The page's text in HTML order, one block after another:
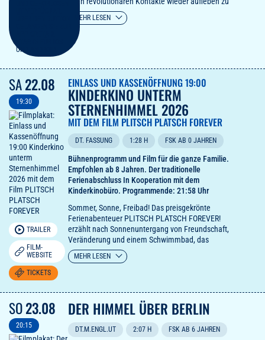
lassen. Und das gestaltet sich zu unserer
Kinofreude schwieriger als gedacht. Oscars 2026:
Bester Film, Beste Regie, Bestes adaptiertes
Drehbuch, Bester Nebendarsteller (unfassbar gut:
The Independent
Wild, atemlos, ungemein spannend.5
Filmrollen!
radioeins
MEHR LESEN
SA22.08
19:30
TRAILER
FILM-
WEBSITE
TICKETS
EINLASS UND KASSENÖFFNUNG 19:00
KINDERKINO UNTERM
STERNENHIMMEL 2026
MIT DEM FILM PLITSCH PLATSCH FOREVER
DT. FASSUNG 1:28 H FSK AB 0 JAHREN
Bühnenprogramm und Film für die ganze Familie.
Empfohlen ab 8 Jahren. Der traditionelle
Ferienabschluss In Kooperation mit dem
Kinderkinobüro. Programmende: 21:58 Uhr
Sommer, Sonne, Freibad! Das preisgekrönte
Ferienabenteuer PLITSCH PLATSCH FOREVER!
erzählt nach Sonnenuntergang von Freundschaft,
Veränderung und einem Schwimmbad, das
aufgrund von Sparmaßnahmen geschlossen
werden soll.
mit Mut und Entschlossenheit für den Erhalt des
Bades kämpft, sorgt eine coole Hip-Hop-Show mit
FARGO (Rap), THOMSTER und STREET-BEATZ
(Breakdance) für das ultimative Sommergefühl.
MEHR LESEN
SO23.08
20:15
DER HIMMEL ÜBER BERLIN
DT.M.ENGL.UT 2:07 H FSK AB 6 JAHREN